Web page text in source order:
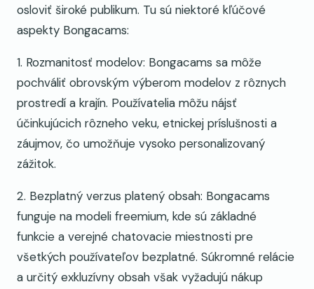
osloviť široké publikum. Tu sú niektoré kľúčové
aspekty Bongacams:
1. Rozmanitosť modelov: Bongacams sa môže
pochváliť obrovským výberom modelov z rôznych
prostredí a krajín. Používatelia môžu nájsť
účinkujúcich rôzneho veku, etnickej príslušnosti a
záujmov, čo umožňuje vysoko personalizovaný
zážitok.
2. Bezplatný verzus platený obsah: Bongacams
funguje na modeli freemium, kde sú základné
funkcie a verejné chatovacie miestnosti pre
všetkých používateľov bezplatné. Súkromné relácie
a určitý exkluzívny obsah však vyžadujú nákup